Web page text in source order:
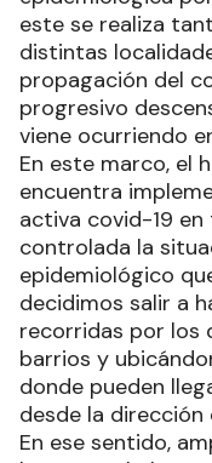
este se realiza
distintas
propagación del
progresivo
viene ocurriendo
En este marco, el
encuentra
activa covid-19 en
controlada la
epidemiológico
decidimos salir a
recorridas por los
barrios y
donde pueden
desde la dirección
En ese sentido,